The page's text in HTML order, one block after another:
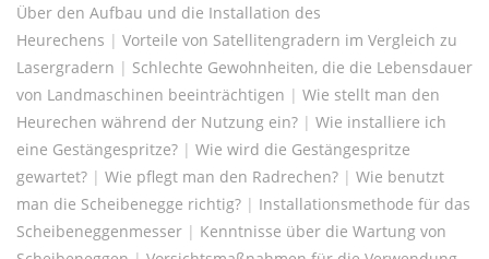
Über den Aufbau und die Installation des
Heurechens | Vorteile von Satellitengradern im Vergleich zu
Lasergradern | Schlechte Gewohnheiten, die die Lebensdauer
von Landmaschinen beeinträchtigen | Wie stellt man den
Heurechen während der Nutzung ein? | Wie installiere ich
eine Gestängespritze? | Wie wird die Gestängespritze
gewartet? | Wie pflegt man den Radrechen? | Wie benutzt
man die Scheibenegge richtig? | Installationsmethode für das
Scheibeneggenmesser | Kenntnisse über die Wartung von